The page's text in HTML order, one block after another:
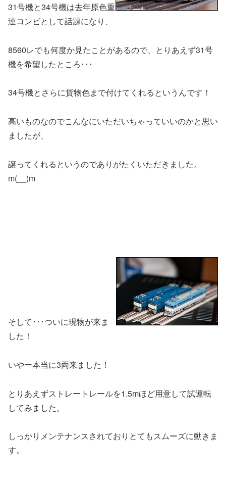
31号機と34号機は去年原色重
連コンビとして話題になり、
8560レでも何度か見たことがあるので、とりあえず31号
機を希望したところ･･･
34号機とさらに貨物色まで付けてくれるというんです！
高いものなのでこんなにいただいちゃっていいのかと思い
ましたが、
譲ってくれるというのでありがたくいただきました。
m(__)m
そして･･･ついに現物が来ま
した！
いやー本当に3両来ました！
とりあえずストレートレールを1.5mほど用意して試運転
してみました。
しっかりメンテナンスされておりとてもスムーズに動きま
す。